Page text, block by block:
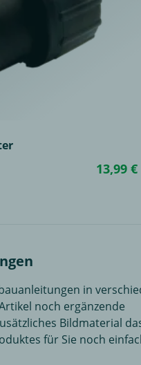
13,99 €
in
noch ergänzende
Bildmaterial
für Sie noch